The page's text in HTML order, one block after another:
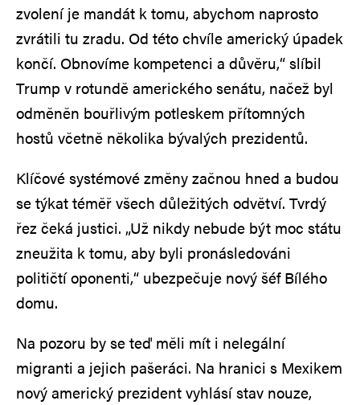
zvolení je mandát k tomu, abychom naprosto
zvrátili tu zradu. Od této chvíle americký úpadek
končí. Obnovíme kompetenci a důvěru,“ slíbil
Trump v rotundě amerického senátu, načež byl
odměněn bouřlivým potleskem přítomných
hostů včetně několika bývalých prezidentů.
Klíčové systémové změny začnou hned a budou
se týkat téměř všech důležitých odvětví. Tvrdý
řez čeká justici. „Už nikdy nebude být moc státu
zneužita k tomu, aby byli pronásledováni
političtí oponenti,“ ubezpečuje nový šéf Bílého
domu.
Na pozoru by se teď měli mít i nelegální
migranti a jejich pašeráci. Na hranici s Mexikem
nový americký prezident vyhlásí stav nouze,